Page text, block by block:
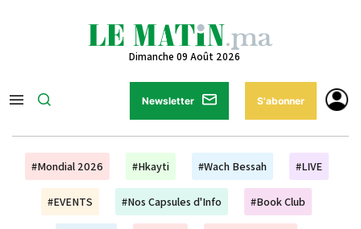
Dimanche 09 Août 2026
Newsletter S'abonner
#Mondial 2026 #Hkayti #Wach Bessah #LIVE
#EVENTS #Nos Capsules d'Info #Book Club